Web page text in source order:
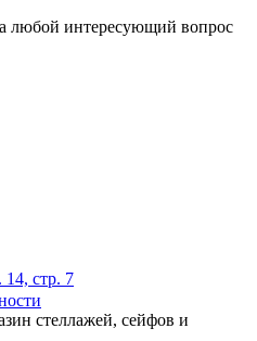
любой интересующий вопрос
стр. 7
стеллажей, сейфов и